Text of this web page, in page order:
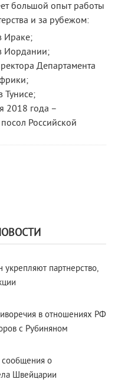
большой опыт работы
и за рубежом:
Ираке;
Иордании;
Департамента
Тунисе;
2018 года –
Российской
укрепляют партнерство,
в отношениях РФ
с Рубиняном
сообщения о
Швейцарии